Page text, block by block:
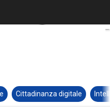
Cittadinanza digitale